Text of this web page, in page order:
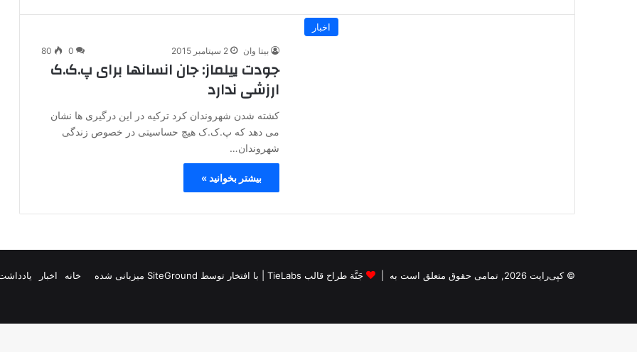
اخبار
بیتا وان 2 سپتامبر 2015 0
80
جودت ییلماز: جان انسانها برای پ.ک.ک
ارزشی ندارد
کشته شدن شهروندان کرد ترکیه در این درگیری ها نشان
می دهد که پ.ک.ک هیچ حساسیتی در خصوص زندگی
شهروندان…
بیشتر بخوانید »
© کپی‌رایت 2026, تمامی حقوق متعلق است به | جَنَّة طراح قالب TieLabs | با افتخار توسط SiteGround میزبانی شده خانه اخبار